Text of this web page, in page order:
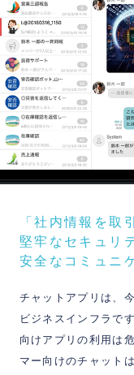
「社内情報を取
堅牢なセキュリ
安全なコミュニ
チャットアプリは、
ビジネスインフラで
向けアプリの利用は
マー向けのチャット